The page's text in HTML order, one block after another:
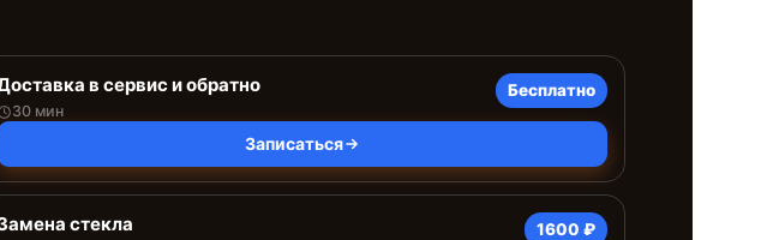
в сервис и обратно
30 мин
Бесплатно
Записаться
стекла 1600 ₽